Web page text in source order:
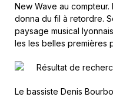
New Wave au
donna du fil à retordre.
paysage musical
les les belles premières
Le bassiste Denis